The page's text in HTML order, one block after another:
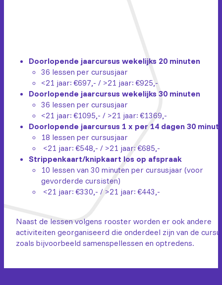
Doorlopende jaarcursus wekelijks 20 minuten
36 lessen per cursusjaar
<21 jaar: €697,- / >21 jaar: €925,-
Doorlopende jaarcursus wekelijks 30 minuten
36 lessen per cursusjaar
<21 jaar: €1095,- / >21 jaar: €1369,-
Doorlopende jaarcursus 1 x per 14 dagen 30
18 lessen per cursusjaar
<21 jaar: €548,- / >21 jaar: €685,-
Strippenkaart/knipkaart los op afspraak
10 lessen van 30 minuten per cursusjaar (voor
gevorderde cursisten)
<21 jaar: €330,- / >21 jaar: €443,-
Naast de lessen volgens rooster worden er ook andere
activiteiten georganiseerd die onderdeel zijn van de
zoals bijvoorbeeld samenspellessen en optredens.